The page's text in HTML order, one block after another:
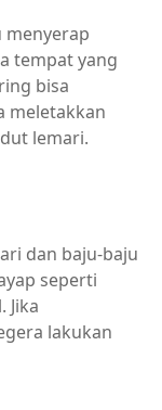
menyerap
tempat yang
bisa
meletakkan
lemari.
dan baju-baju
seperti
Jika
lakukan